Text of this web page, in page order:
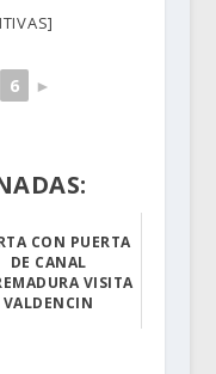
6 ►
CON PUERTA
DE CANAL
VISITA
VALDENCIN